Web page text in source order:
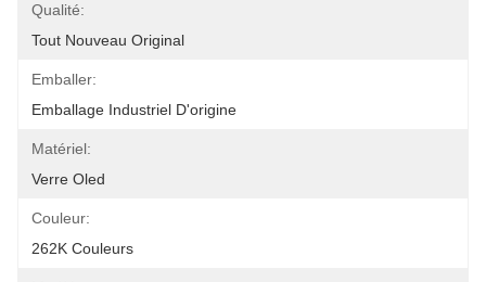
Qualité:
Tout Nouveau Original
Emballer:
Emballage Industriel D'origine
Matériel:
Verre Oled
Couleur:
262K Couleurs